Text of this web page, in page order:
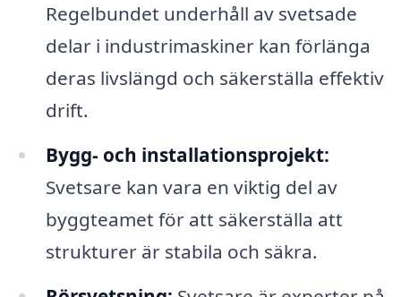
Regelbundet underhåll av svetsade
delar i industrimaskiner kan förlänga
deras livslängd och säkerställa effektiv
drift.
Bygg- och installationsprojekt:
Svetsare kan vara en viktig del av
byggteamet för att säkerställa att
strukturer är stabila och säkra.